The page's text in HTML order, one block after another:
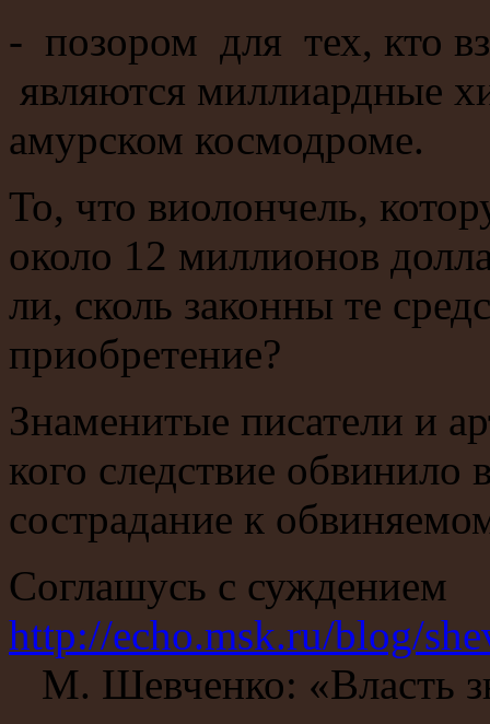
- позором для тех, кто
являются миллиардные
амурском космодроме.
То, что виолончель,
около 12 миллионов
ли, сколь законны те
приобретение?
Знаменитые писатели и
кого следствие
сострадание к
Соглашусь с суждением
http://echo.msk.ru/blog/
М. Шевченко: «Власть